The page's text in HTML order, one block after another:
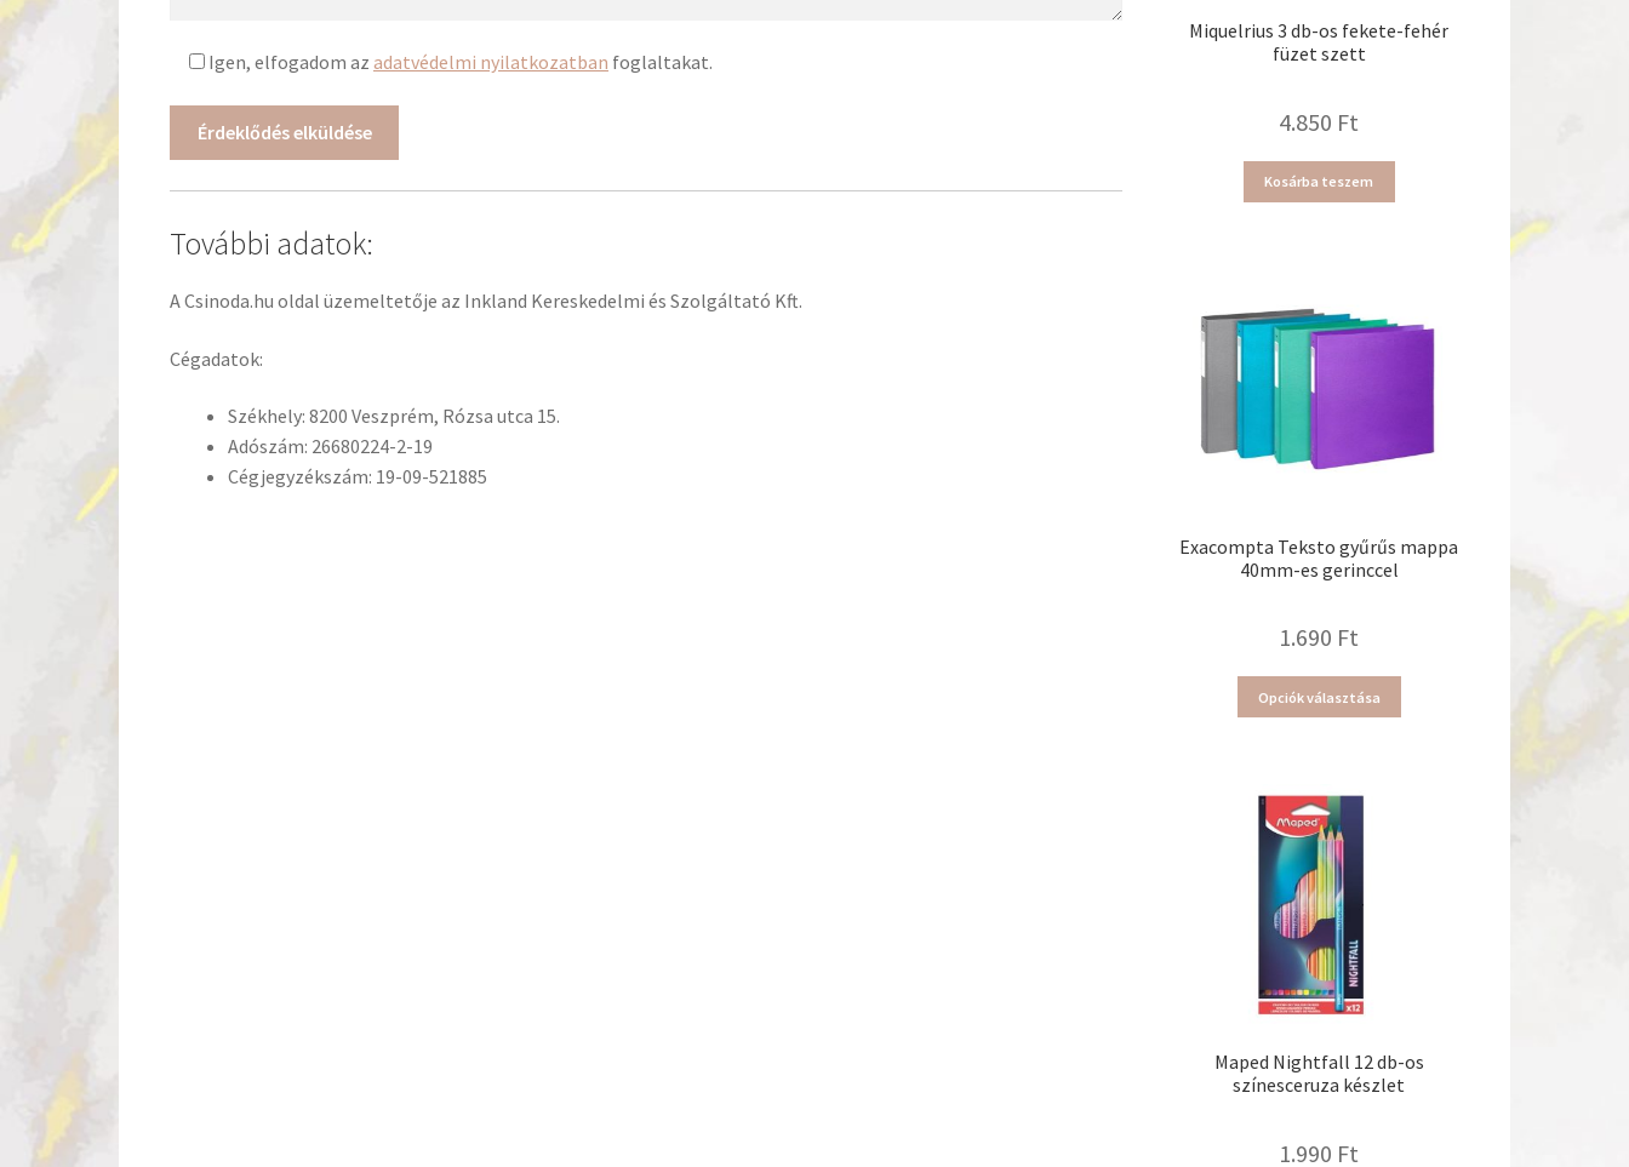
Igen, elfogadom azadatvédelmi nyilatkozatban foglaltakat.
További adatok:
A Csinoda.hu oldal üzemeltetője az Inkland Kereskedelmi és Szolgáltató Kft.
Cégadatok:
Székhely: 8200 Veszprém, Rózsa utca 15.
Adószám: 26680224-2-19
Cégjegyzékszám: 19-09-521885
Miquelrius 3 db-os fekete-fehér
füzet szett
4.850 Ft
Kosárba teszem
Exacompta Teksto gyűrűs mappa
40mm-es gerinccel
1.690 Ft
Opciók választása
Maped Nightfall 12 db-os
színesceruza készlet
1.990 Ft